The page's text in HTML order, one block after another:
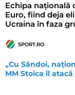
Echipa națională
Euro, fiind deja
Ucraina în faza
SPORT.RO
„Cu Săndoi,
MM Stoica îl